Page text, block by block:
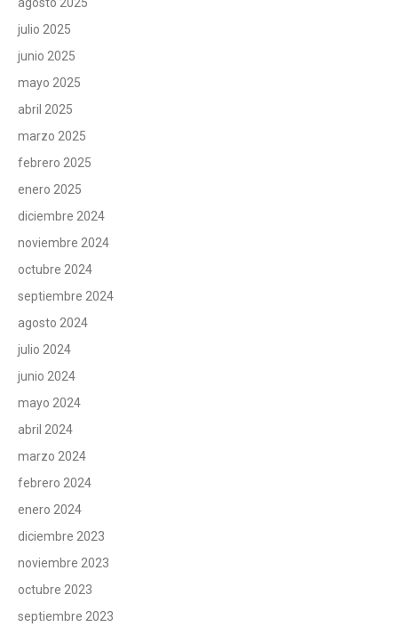
agosto 2025
julio 2025
junio 2025
mayo 2025
abril 2025
marzo 2025
febrero 2025
enero 2025
diciembre 2024
noviembre 2024
octubre 2024
septiembre 2024
agosto 2024
julio 2024
junio 2024
mayo 2024
abril 2024
marzo 2024
febrero 2024
enero 2024
diciembre 2023
noviembre 2023
octubre 2023
septiembre 2023